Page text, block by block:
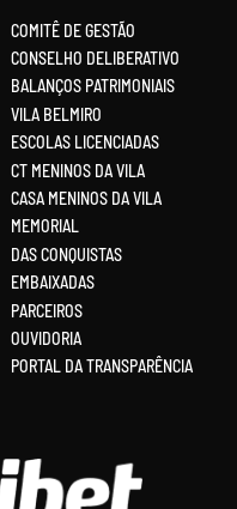
COMITÊ DE GESTÃO
CONSELHO DELIBERATIVO
BALANÇOS PATRIMONIAIS
VILA BELMIRO
ESCOLAS LICENCIADAS
CT MENINOS DA VILA
CASA MENINOS DA VILA
MEMORIAL
DAS CONQUISTAS
EMBAIXADAS
PARCEIROS
OUVIDORIA
PORTAL DA TRANSPARÊNCIA